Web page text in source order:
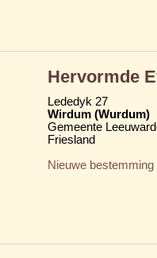
Hervormde
Lededyk 27
Wirdum (Wurdum)
Gemeente
Friesland
Nieuwe bestemming